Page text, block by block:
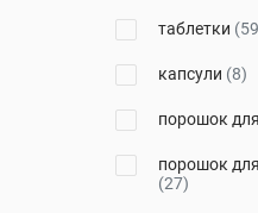
С.К.Сандоз
Медокемі(7)
СмітКляйн
ЕйСіЕс
таблетки
капсули (8)
порошок для
порошок для
(27)